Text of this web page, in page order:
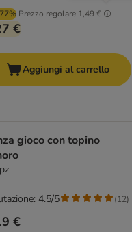
Prezzo regolare1,49 €
€
Aggiungi al carrello
gioco con topino
€
4.5/5 (12)